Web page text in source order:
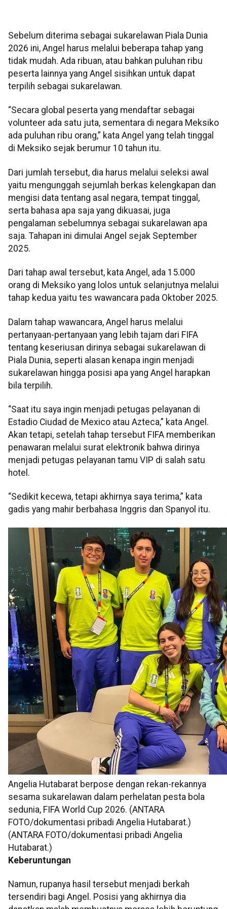
Sebelum diterima sebagai sukarelawan Piala Dunia
2026 ini, Angel harus melalui beberapa tahap yang
tidak mudah. Ada ribuan, atau bahkan puluhan ribu
peserta lainnya yang Angel sisihkan untuk dapat
terpilih sebagai sukarelawan.
“Secara global peserta yang mendaftar sebagai
volunteer ada satu juta, sementara di negara Meksiko
ada puluhan ribu orang,” kata Angel yang telah tinggal
di Meksiko sejak berumur 10 tahun itu.
Dari jumlah tersebut, dia harus melalui seleksi awal
yaitu mengunggah sejumlah berkas kelengkapan dan
mengisi data tentang asal negara, tempat tinggal,
serta bahasa apa saja yang dikuasai, juga
pengalaman sebelumnya sebagai sukarelawan apa
saja. Tahapan ini dimulai Angel sejak September
2025.
Dari tahap awal tersebut, kata Angel, ada 15.000
orang di Meksiko yang lolos untuk selanjutnya melalui
tahap kedua yaitu tes wawancara pada Oktober 2025.
Dalam tahap wawancara, Angel harus melalui
pertanyaan-pertanyaan yang lebih tajam dari FIFA
tentang keseriusan dirinya sebagai sukarelawan di
Piala Dunia, seperti alasan kenapa ingin menjadi
sukarelawan hingga posisi apa yang Angel harapkan
bila terpilih.
“Saat itu saya ingin menjadi petugas pelayanan di
Estadio Ciudad de Mexico atau Azteca,” kata Angel.
Akan tetapi, setelah tahap tersebut FIFA memberikan
penawaran melalui surat elektronik bahwa dirinya
menjadi petugas pelayanan tamu VIP di salah satu
hotel.
“Sedikit kecewa, tetapi akhirnya saya terima,” kata
gadis yang mahir berbahasa Inggris dan Spanyol itu.
Angelia Hutabarat berpose dengan rekan-rekannya
sesama sukarelawan dalam perhelatan pesta bola
sedunia, FIFA World Cup 2026. (ANTARA
FOTO/dokumentasi pribadi Angelia Hutabarat.)
(ANTARA FOTO/dokumentasi pribadi Angelia
Hutabarat.)
Keberuntungan
Namun, rupanya hasil tersebut menjadi berkah
tersendiri bagi Angel. Posisi yang akhirnya dia